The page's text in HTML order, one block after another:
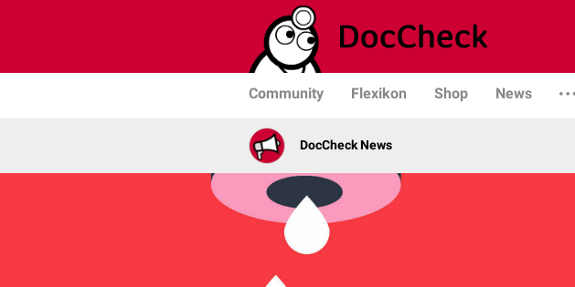
Community Flexikon Shop News
DocCheck News